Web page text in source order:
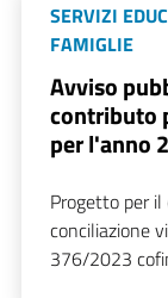
SERVIZI
FAMIGLIE
Avviso
contributo
per l'anno
Progetto per
conciliazione
376/2023